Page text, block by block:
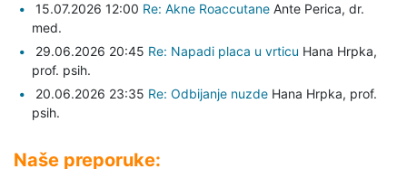
15.07.2026 12:00 Re: Akne Roaccutane Ante Perica, dr.
med.
29.06.2026 20:45 Re: Napadi placa u vrticu Hana Hrpka,
prof. psih.
20.06.2026 23:35 Re: Odbijanje nuzde Hana Hrpka, prof.
psih.
Naše preporuke: